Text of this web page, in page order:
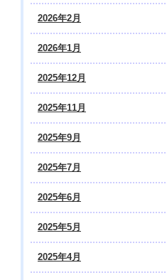
2026年2月
2026年1月
2025年12月
2025年11月
2025年9月
2025年7月
2025年6月
2025年5月
2025年4月